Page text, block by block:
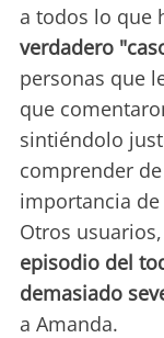
a todos lo que
verdadero
personas que
que
sintiéndolo
comprender
importancia
Otros
episodio del
demasiado
a Amanda.